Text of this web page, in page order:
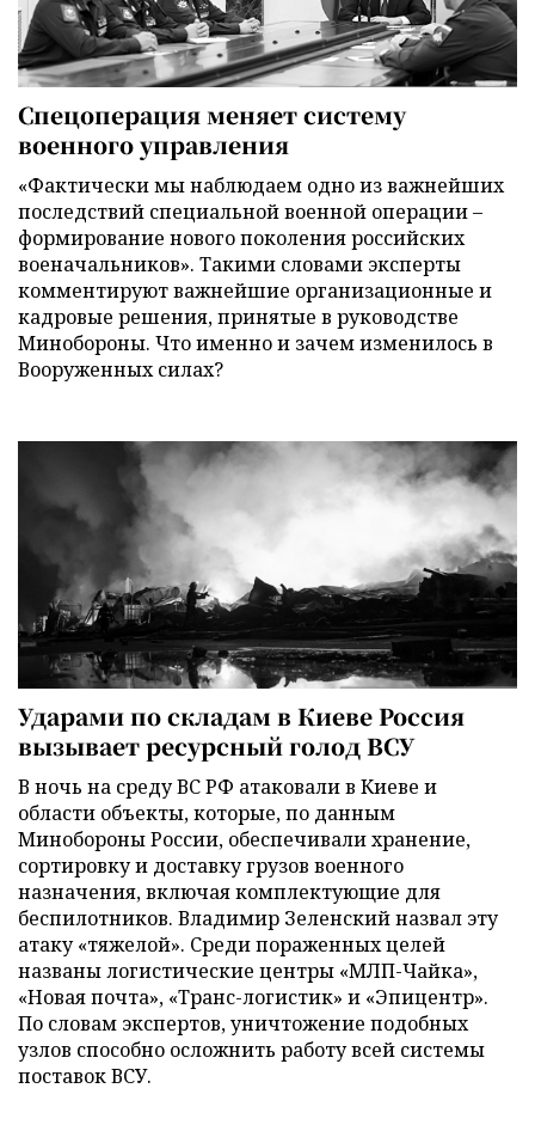
Спецоперация меняет систему
военного управления
«Фактически мы наблюдаем одно из важнейших
последствий специальной военной операции –
формирование нового поколения российских
военачальников». Такими словами эксперты
комментируют важнейшие организационные и
кадровые решения, принятые в руководстве
Минобороны. Что именно и зачем изменилось в
Вооруженных силах?
Ударами по складам в Киеве Россия
вызывает ресурсный голод ВСУ
В ночь на среду ВС РФ атаковали в Киеве и
области объекты, которые, по данным
Минобороны России, обеспечивали хранение,
сортировку и доставку грузов военного
назначения, включая комплектующие для
беспилотников. Владимир Зеленский назвал эту
атаку «тяжелой». Среди пораженных целей
названы логистические центры «МЛП-Чайка»,
«Новая почта», «Транс-логистик» и «Эпицентр».
По словам экспертов, уничтожение подобных
узлов способно осложнить работу всей системы
поставок ВСУ.